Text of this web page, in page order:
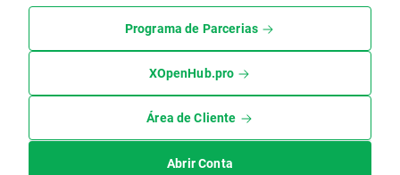
Programa de Parcerias
XOpenHub.pro
Área de Cliente
Abrir Conta